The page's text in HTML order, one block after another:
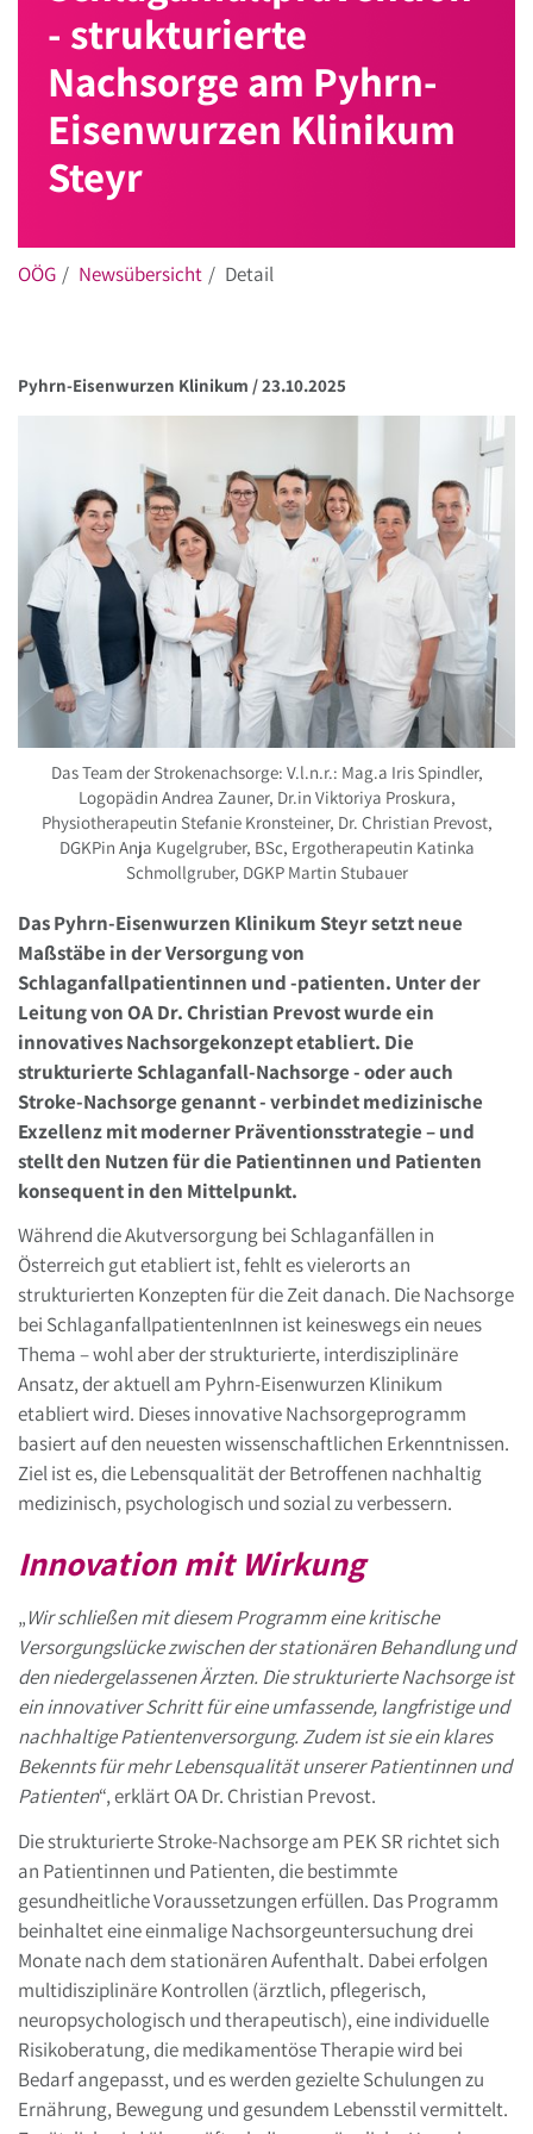
- strukturierte
Nachsorge am Pyhrn-
Eisenwurzen Klinikum
Steyr
OÖG Newsübersicht Detail
Pyhrn-Eisenwurzen Klinikum /23.10.2025
Das Team der Strokenachsorge: V.l.n.r.: Mag.a Iris Spindler,
Logopädin Andrea Zauner, Dr.in Viktoriya Proskura,
Physiotherapeutin Stefanie Kronsteiner, Dr. Christian Prevost,
DGKPin Anja Kugelgruber, BSc, Ergotherapeutin Katinka
Schmollgruber, DGKP Martin Stubauer
Das Pyhrn-Eisenwurzen Klinikum Steyr setzt neue
Maßstäbe in der Versorgung von
Schlaganfallpatientinnen und -patienten. Unter der
Leitung von OA Dr. Christian Prevost wurde ein
innovatives Nachsorgekonzept etabliert. Die
strukturierte Schlaganfall-Nachsorge - oder auch
Stroke-Nachsorge genannt - verbindet medizinische
Exzellenz mit moderner Präventionsstrategie – und
stellt den Nutzen für die Patientinnen und Patienten
konsequent in den Mittelpunkt.
Während die Akutversorgung bei Schlaganfällen in
Österreich gut etabliert ist, fehlt es vielerorts an
strukturierten Konzepten für die Zeit danach. Die Nachsorge
bei SchlaganfallpatientenInnen ist keineswegs ein neues
Thema – wohl aber der strukturierte, interdisziplinäre
Ansatz, der aktuell am Pyhrn-Eisenwurzen Klinikum
etabliert wird. Dieses innovative Nachsorgeprogramm
basiert auf den neuesten wissenschaftlichen Erkenntnissen.
Ziel ist es, die Lebensqualität der Betroffenen nachhaltig
medizinisch, psychologisch und sozial zu verbessern.
Innovation mit Wirkung
„Wir schließen mit diesem Programm eine kritische
Versorgungslücke zwischen der stationären Behandlung und
den niedergelassenen Ärzten. Die strukturierte Nachsorge ist
ein innovativer Schritt für eine umfassende, langfristige und
nachhaltige Patientenversorgung. Zudem ist sie ein klares
Bekennts für mehr Lebensqualität unserer Patientinnen und
Patienten“, erklärt OA Dr. Christian Prevost.
Die strukturierte Stroke-Nachsorge am PEK SR richtet sich
an Patientinnen und Patienten, die bestimmte
gesundheitliche Voraussetzungen erfüllen. Das Programm
beinhaltet eine einmalige Nachsorgeuntersuchung drei
Monate nach dem stationären Aufenthalt. Dabei erfolgen
multidisziplinäre Kontrollen (ärztlich, pflegerisch,
neuropsychologisch und therapeutisch), eine individuelle
Risikoberatung, die medikamentöse Therapie wird bei
Bedarf angepasst, und es werden gezielte Schulungen zu
Ernährung, Bewegung und gesundem Lebensstil vermittelt.